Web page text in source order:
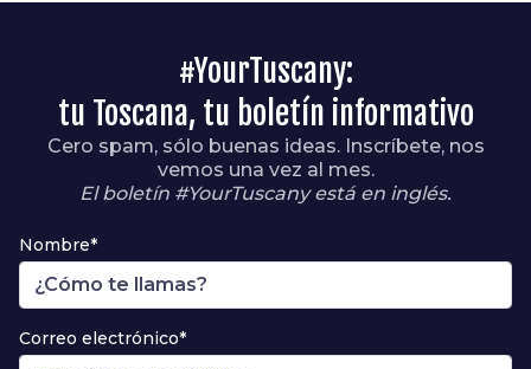
#YourTuscany:
tu Toscana, tu boletín informativo
Cero spam, sólo buenas ideas. Inscríbete, nos
vemos una vez al mes.
El boletín #YourTuscany está en inglés.
Nombre*
Correo electrónico*